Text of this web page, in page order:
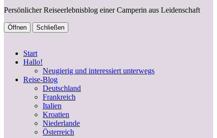
Persönlicher Reiseerlebnisblog einer Camperin aus Leidenschaft
Öffnen Schließen
Start
Hallo!
Neugierig und interessiert unterwegs
Reise-Blog
Deutschland
Frankreich
Italien
Kroatien
Niederlande
Österreich